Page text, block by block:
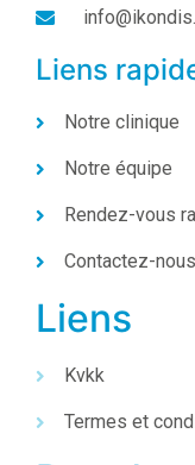
Liens
Notre clinique
Notre équipe
Rendez-vous
Contactez-nous
Liens
Kvkk
Termes et